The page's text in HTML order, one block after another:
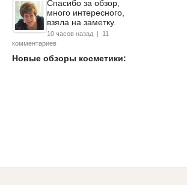
Спасибо за обзор,
много интересного,
взяла на заметку.
10 часов назад | 11
комментариев
Новые обзоры косметики: